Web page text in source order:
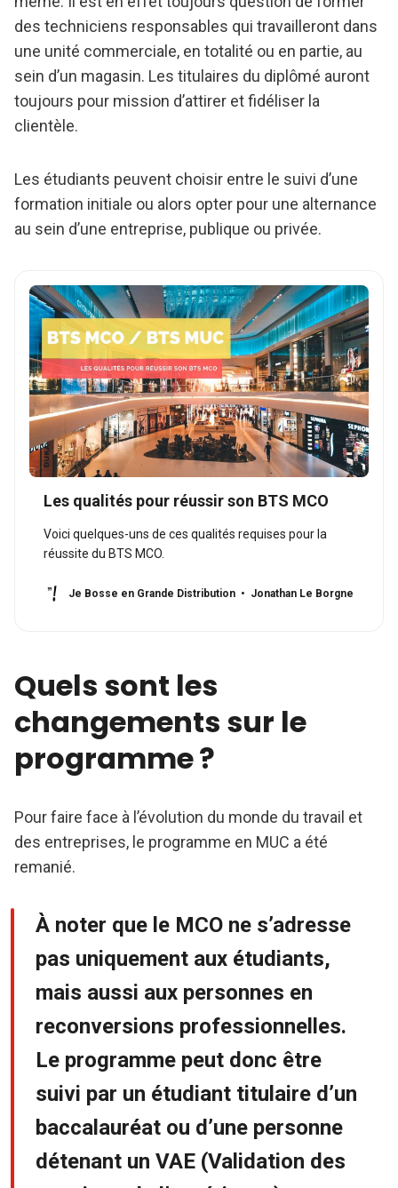
des techniciens responsables qui travailleront dans
une unité commerciale, en totalité ou en partie, au
sein d’un magasin. Les titulaires du diplômé auront
toujours pour mission d’attirer et fidéliser la
clientèle.
Les étudiants peuvent choisir entre le suivi d’une
formation initiale ou alors opter pour une alternance
au sein d’une entreprise, publique ou privée.
Les qualités pour réussir son BTS MCO
Voici quelques-uns de ces qualités requises pour la
réussite du BTS MCO.
Je Bosse en Grande Distribution Jonathan Le Borgne
Quels sont les
changements sur le
programme ?
Pour faire face à l’évolution du monde du travail et
des entreprises, le programme en MUC a été
remanié.
À noter que le MCO ne s’adresse
pas uniquement aux étudiants,
mais aussi aux personnes en
reconversions professionnelles.
Le programme peut donc être
suivi par un étudiant titulaire d’un
baccalauréat ou d’une personne
détenant un VAE (Validation des